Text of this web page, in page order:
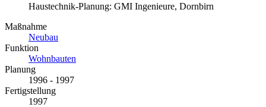
Haustechnik-Planung: GMI Ingenieure, Dornbirn
Maßnahme
Neubau
Funktion
Wohnbauten
Planung
1996 - 1997
Fertigstellung
1997